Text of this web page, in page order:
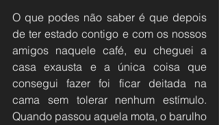
O que podes não saber é que depois
de ter estado contigo e com os nossos
amigos naquele café, eu cheguei a
casa exausta e a única coisa que
consegui fazer foi ficar deitada na
cama sem tolerar nenhum estímulo.
Quando passou aquela mota, o barulho